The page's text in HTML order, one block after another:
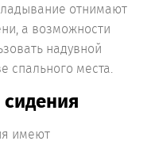
отнимают
а возможности
надувной
спального места.
имеют